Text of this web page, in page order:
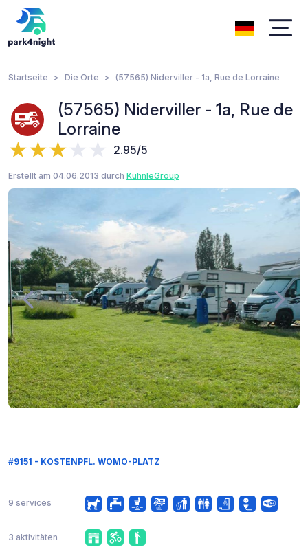
Startseite Die Orte (57565) Niderviller - 1a, Rue de Lorraine
(57565) Niderviller - 1a, Rue de
Lorraine
2.95/5
Erstellt am 04.06.2013 durch KuhnleGroup
#9151 - KOSTENPFL. WOMO-PLATZ
9 services
3 aktivitäten